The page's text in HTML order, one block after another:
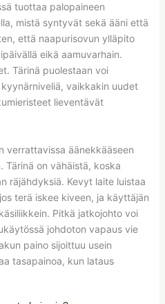
tuottaa palopaineen
mistä syntyvät sekä ääni että
että naapurisovun ylläpito
eikä aamuvarhain.
Tärinä puolestaan voi
vaikkakin uudet
lieventävät
verrattavissa äänekkääseen
Tärinä on vähäistä, koska
räjähdyksiä. Kevyt laite luistaa
terä iskee kiveen, ja käyttäjän
Pitkä jatkojohto voi
johdoton vapaus vie
paino sijoittuu usein
tasapainoa, kun lataus